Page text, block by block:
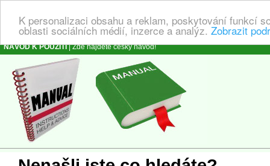
K personalizaci obsahu a reklam, poskytování funkcí
oblasti sociálních médií, inzerce a analýz. Zobrazit
NÁVOD K POUŽITÍ| Zde najdete český návod!